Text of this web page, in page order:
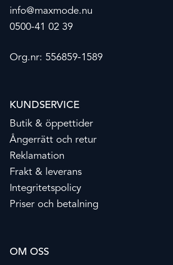
info@maxmode.nu
0500-41 02 39
Org.nr: 556859-1589
KUNDSERVICE
Butik & öppettider
Ångerrätt och retur
Reklamation
Frakt & leverans
Integritetspolicy
Priser och betalning
OM OSS